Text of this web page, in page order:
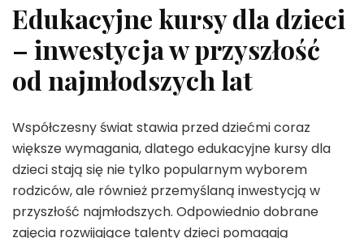
Edukacyjne kursy dla dzieci
– inwestycja w przyszłość
od najmłodszych lat
Współczesny świat stawia przed dziećmi coraz
większe wymagania, dlatego edukacyjne kursy dla
dzieci stają się nie tylko popularnym wyborem
rodziców, ale również przemyślaną inwestycją w
przyszłość najmłodszych. Odpowiednio dobrane
zajęcia rozwijające talenty dzieci pomagają